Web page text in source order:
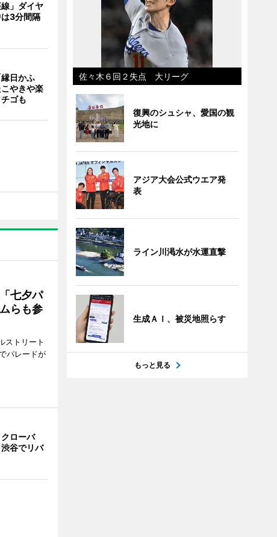
」ダイヤ
3分間隔
日かふ
やきや楽
ゴも
七夕パ
らも参
ストリート
パレードが
ローバ
谷でリバ
佐々木６回２失点 大リーグ
復興のシュシャ、愛国の観
光地に
アジア大会公式ウエア発
表
ライン川渇水が水運直撃
生成ＡＩ、被災地照らす
もっと見る